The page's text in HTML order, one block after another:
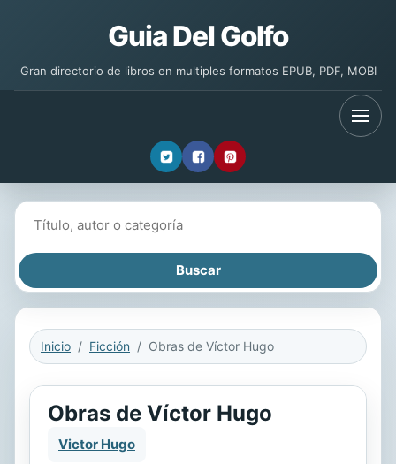
Guia Del Golfo
Gran directorio de libros en multiples formatos EPUB, PDF, MOBI
Inicio Ficción Obras de Víctor Hugo
Obras de Víctor Hugo
Victor Hugo